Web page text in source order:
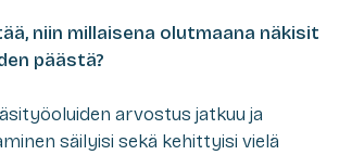
niin millaisena olutmaana näkisit
päästä?
arvostus jatkuu ja
säilyisi sekä kehittyisi vielä